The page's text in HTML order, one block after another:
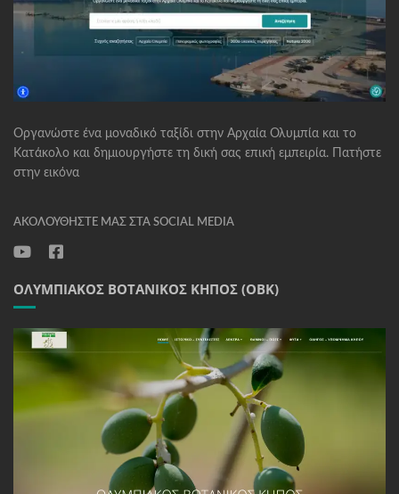
Οργανώστε ένα μοναδικό ταξίδι στην Αρχαία Ολυμπία και το
Κατάκολο και δημιουργήστε τη δική σας επική εμπειρία. Πατήστε
στην εικόνα
ΑΚΟΛΟΥΘΉΣΤΕ ΜΑΣ ΣΤΑ SOCIAL MEDIA
ΟΛΥΜΠΙΑΚΌΣ ΒΟΤΑΝΙΚΌΣ ΚΉΠΟΣ (ΟΒΚ)